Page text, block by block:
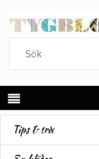
Tips & trix